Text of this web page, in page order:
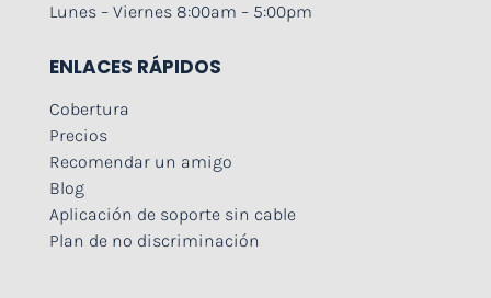
Lunes – Viernes 8:00am – 5:00pm
ENLACES RÁPIDOS
Cobertura
Precios
Recomendar un amigo
Blog
Aplicación de soporte sin cable
Plan de no discriminación